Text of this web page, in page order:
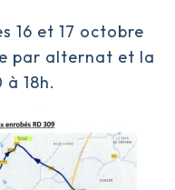
16 et 17 octobre
par alternat et la
18h.